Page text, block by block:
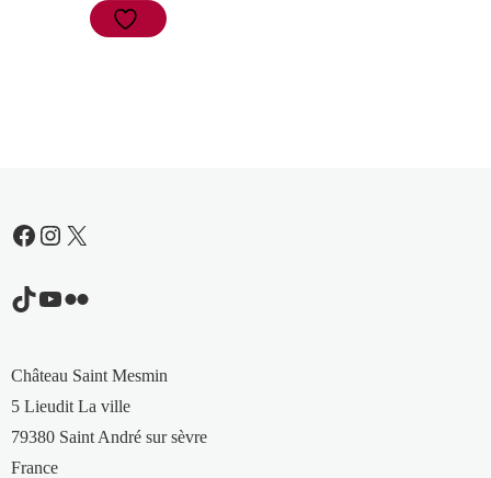
Facebook
Instagram
X
TikTok
YouTube
Flickr
Château Saint Mesmin
5 Lieudit La ville
79380 Saint André sur sèvre
France